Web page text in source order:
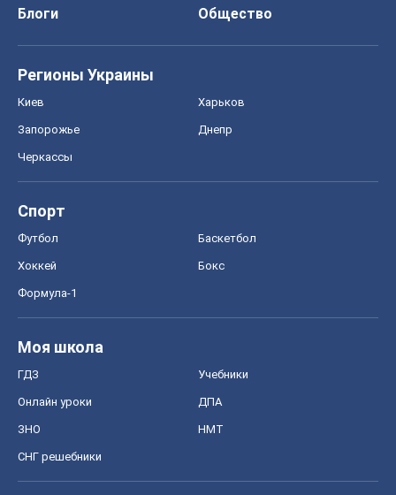
Блоги
Общество
Регионы Украины
Киев Харьков
Запорожье Днепр
Черкассы
Спорт
Футбол Баскетбол
Хоккей Бокс
Формула-1
Моя школа
ГДЗ Учебники
Онлайн уроки ДПА
ЗНО НМТ
СНГ решебники